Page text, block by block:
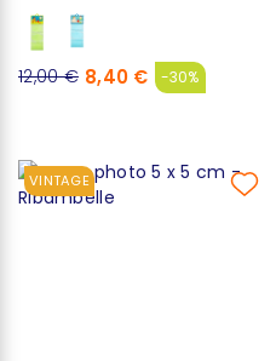
12,00 € 8,40 € -30%
VINTAGE